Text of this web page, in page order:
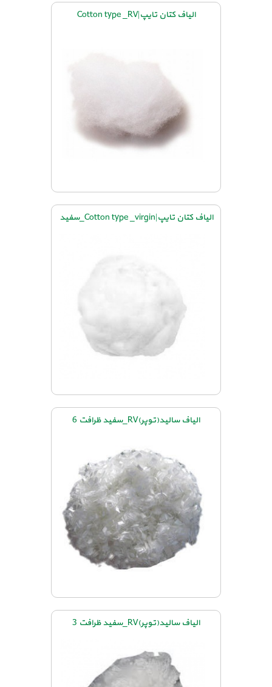
الیاف کتان تایپ|Cotton type _RV
الیاف کتان تایپ|Cotton type _virgin_سفید
الیاف سالید(توپر)RV_سفید ظرافت 6
الیاف سالید(توپر)RV_سفید ظرافت 3